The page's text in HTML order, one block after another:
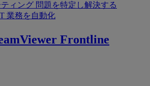
ィング 問題を特定し解決する
業務を自動化
Frontline